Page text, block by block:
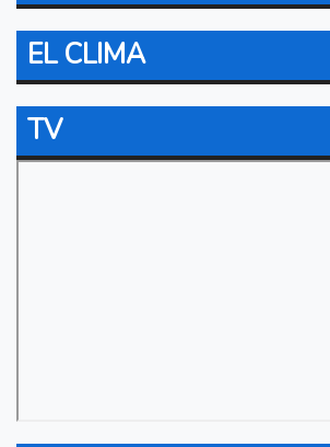
EL CLIMA
TV